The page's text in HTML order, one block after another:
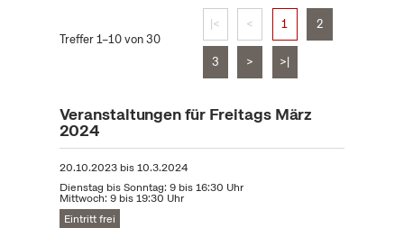
Treffer 1–10 von 30
|< < 1 2
3 > >|
Veranstaltungen für Freitags März
2024
20.10.2023bis10.3.2024
Dienstag bis Sonntag: 9 bis 16:30 Uhr
Mittwoch: 9 bis 19:30 Uhr
Eintritt frei